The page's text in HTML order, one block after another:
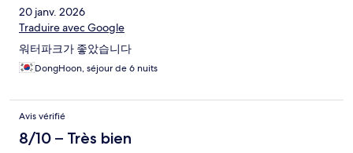
20 janv. 2026
Traduire avec Google
워터파크가 좋았습니다
DongHoon, séjour de 6 nuits
Avis vérifié
8/10 – Très bien